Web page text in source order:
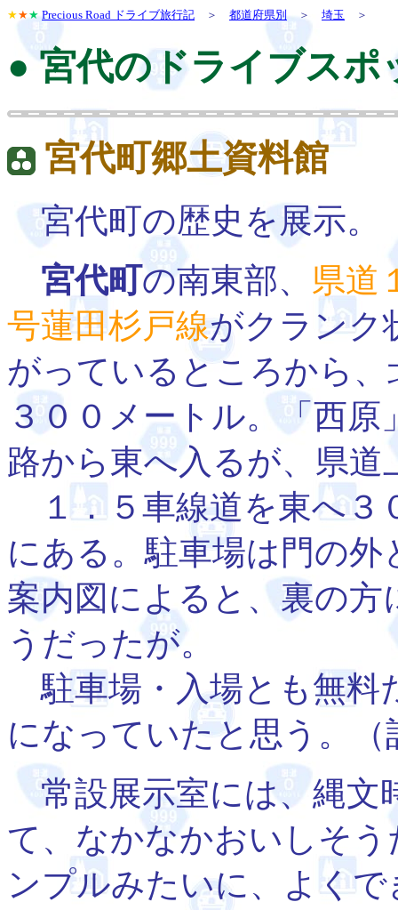
★★★ Precious Road ドライブ旅行記 ＞ 都道府県別＞ 埼玉 ＞
● 宮代のドライブスポ
宮代町郷土資料館
宮代町の歴史を展示。
宮代町の南東部、 県道
号蓮田杉戸線がクランク
がっているところから、
３００メートル。「西原
路から東へ入るが、県道
１．５車線道を東へ３
にある。駐車場は門の
案内図によると、裏の
うだったが。
駐車場・入場とも無料
になっていたと思う。
常設展示室には、縄文
て、なかなかおいしそ
ンプルみたいに、よく